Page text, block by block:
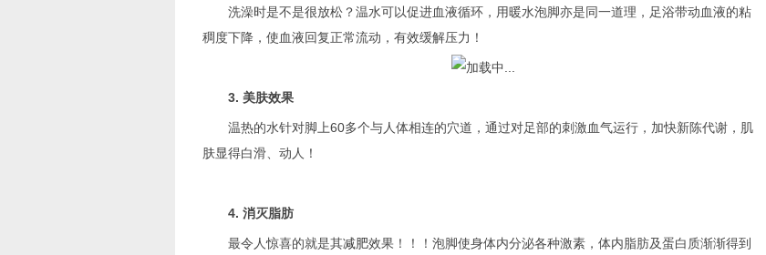
洗澡时是不是很放松？温水可以促进血液循环，用暖水泡脚亦是同一道理，足浴带动血液的粘
稠度下降，使血液回复正常流动，有效缓解压力！
3. 美肤效果
温热的水针对脚上60多个与人体相连的穴道，通过对足部的刺激血气运行，加快新陈代谢，肌
肤显得白滑、动人！
4. 消灭脂肪
最令人惊喜的就是其减肥效果！！！泡脚使身体内分泌各种激素，体内脂肪及蛋白质渐渐得到